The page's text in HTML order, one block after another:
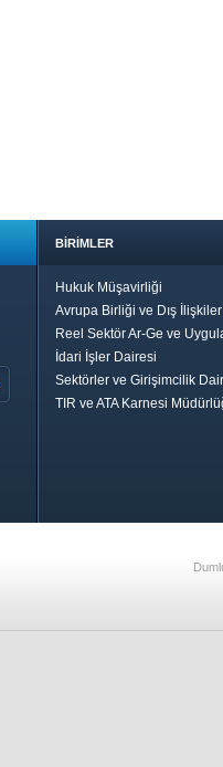
BİRİMLER
Hukuk Müşavirliği
Avrupa Birliği ve Dış
Reel Sektör Ar-Ge ve
İdari İşler Dairesi
Sektörler ve Girişimcilik
TIR ve ATA Karnesi